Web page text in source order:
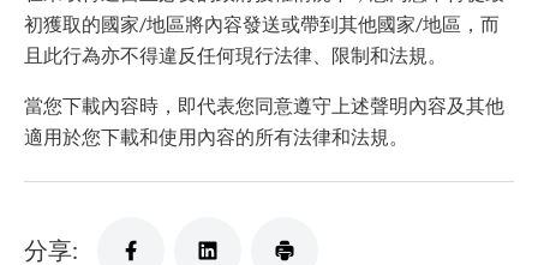
初獲取的國家/地區將內容發送或帶到其他國家/地區，而
且此行為亦不得違反任何現行法律、限制和法規。
當您下載內容時，即代表您同意遵守上述聲明內容及其他
適用於您下載和使用內容的所有法律和法規。
分享: